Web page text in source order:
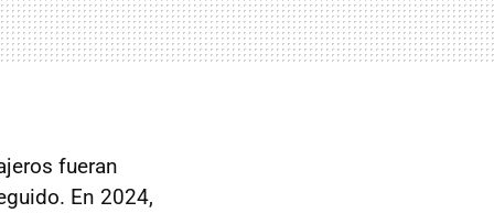
fueran
En 2024,